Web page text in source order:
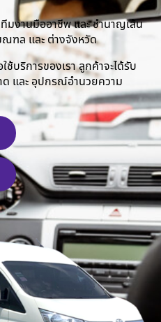
มงานมืออาชีพ และ ชำนาญเส้น
ฑล และ ต่างจังหวัด
บริการของเรา ลูกค้าจะได้รับ
ด และ อุปกรณ์อำนวยความ